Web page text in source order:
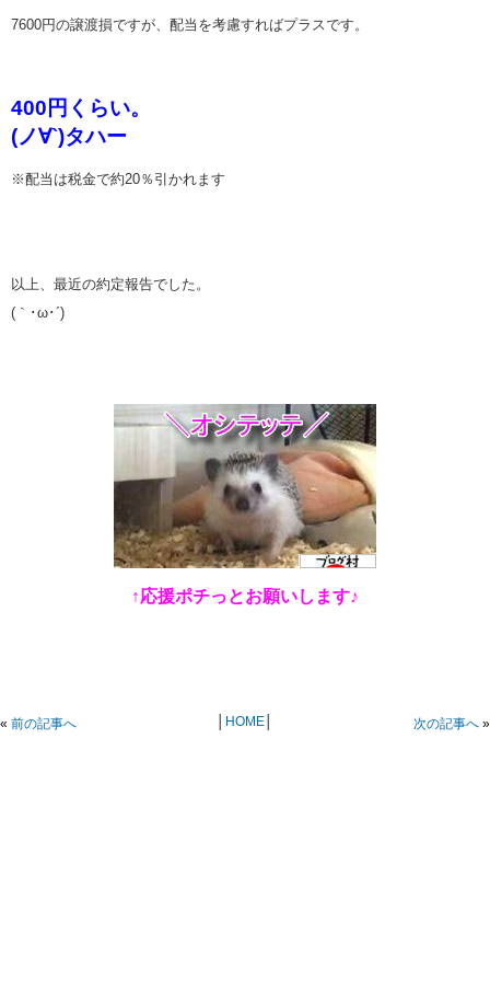
7600円の譲渡損ですが、配当を考慮すればプラスです。
400円くらい。
(ノ∀`)タハー
※配当は税金で約20％引かれます
以上、最近の約定報告でした。
(｀･ω･´)ゞ
↑応援ポチっとお願いします♪
« 前の記事へ HOME│ 次の記事へ »